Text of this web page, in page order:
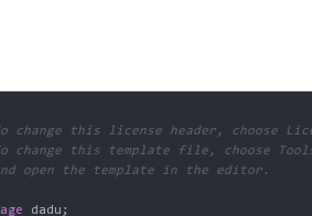
change this license header, choose
change this template file, choose
open the template in the editor.
dadu;